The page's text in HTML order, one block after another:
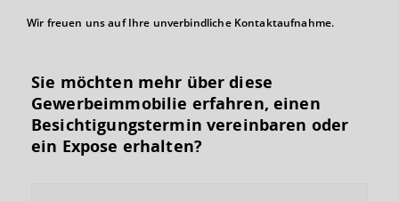
Wir freuen uns auf Ihre unverbindliche Kontaktaufnahme.
Sie möchten mehr über diese
Gewerbeimmobilie erfahren, einen
Besichtigungs­termin vereinbaren oder
ein Expose erhalten?